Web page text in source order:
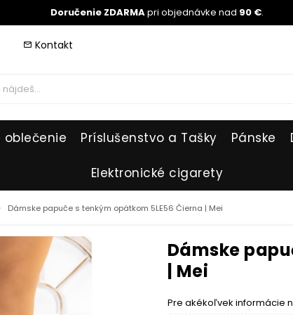
Doručenie ZDARMApri objednávke nad 90 €.
mail_outline Kontakt
oblečenie Príslušenstvo a Tašky Pánske
Elektronické cigarety
Dámske papuče s tenkým opätkom 5LE56 Čierna | Mei
Dámske
| Mei
Pre akékoľvek informácie